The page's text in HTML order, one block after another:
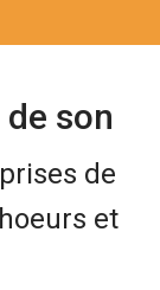
son
de
et